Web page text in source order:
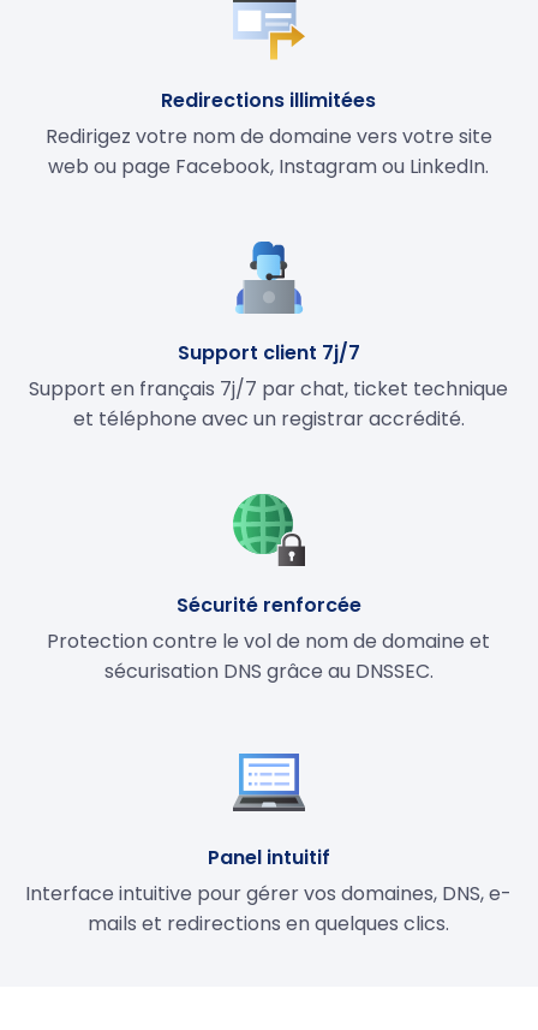
Redirections illimitées
Redirigez votre nom de domaine vers votre site
web ou page Facebook, Instagram ou LinkedIn.
Support client 7j/7
Support en français 7j/7 par chat, ticket technique
et téléphone avec un registrar accrédité.
Sécurité renforcée
Protection contre le vol de nom de domaine et
sécurisation DNS grâce au DNSSEC.
Panel intuitif
Interface intuitive pour gérer vos domaines, DNS, e-
mails et redirections en quelques clics.